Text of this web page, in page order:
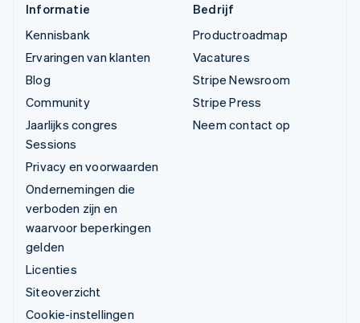
Informatie
Kennisbank
Ervaringen van klanten
Blog
Community
Jaarlijks congres
Sessions
Privacy en voorwaarden
Ondernemingen die
verboden zijn en
waarvoor beperkingen
gelden
Licenties
Siteoverzicht
Cookie-instellingen
Bedrijf
Productroadmap
Vacatures
Stripe Newsroom
Stripe Press
Neem contact op